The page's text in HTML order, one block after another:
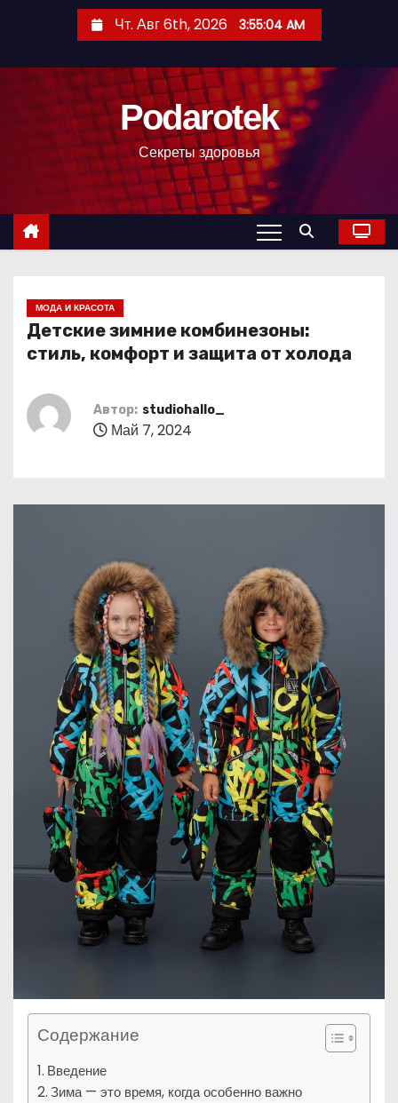
с
Чт. Авг 6th, 2026 3:55:05 AM
Podarotek
Секреты здоровья
МОДА И КРАСОТА
Детские зимние комбинезоны:
стиль, комфорт и защита от холода
Автор: studiohallo_
Май 7, 2024
Содержание
Введение
Зима — это время, когда особенно важно